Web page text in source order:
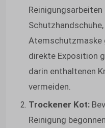
Atemschutzmaske
direkte Exposition
darin enthaltenen
vermeiden.
Trockener Kot:
Reinigung